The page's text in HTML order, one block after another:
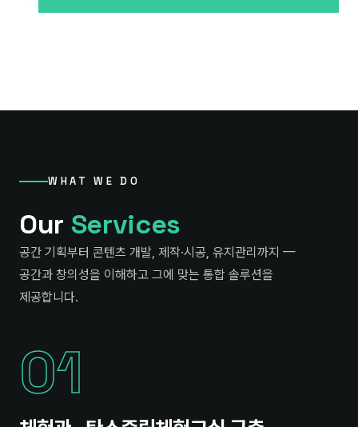
WHAT WE DO
Our Services
공간 기획부터 콘텐츠 개발, 제작·시공, 유지관리까지 —
공간과 창의성을 이해하고 그에 맞는 통합 솔루션을
제공합니다.
01